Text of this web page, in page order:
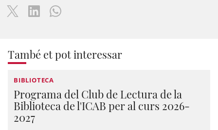
També et pot interessar
BIBLIOTECA
Programa del Club de Lectura de la
Biblioteca de l'ICAB per al curs 2026-
2027